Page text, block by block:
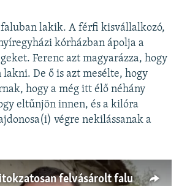
faluban lakik. A férfi kisvállalkozó,
kórházban ápolja a
Ferenc azt magyarázza, hogy
De ő is azt mesélte, hogy
hogy a még itt élő néhány
eltűnjön innen, és a kilóra
végre nekilássanak a
felvásárolt falu